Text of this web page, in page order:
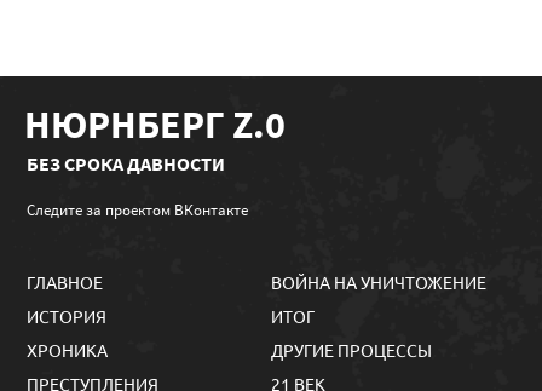
НЮРНБЕРГ Z.0
БЕЗ СРОКА ДАВНОСТИ
Следите за проектом ВКонтакте
ГЛАВНОЕ
ИСТОРИЯ
ХРОНИКА
ПРЕСТУПЛЕНИЯ
ВОЙНА НА УНИЧТОЖЕНИЕ
ИТОГ
ДРУГИЕ ПРОЦЕССЫ
21 ВЕК